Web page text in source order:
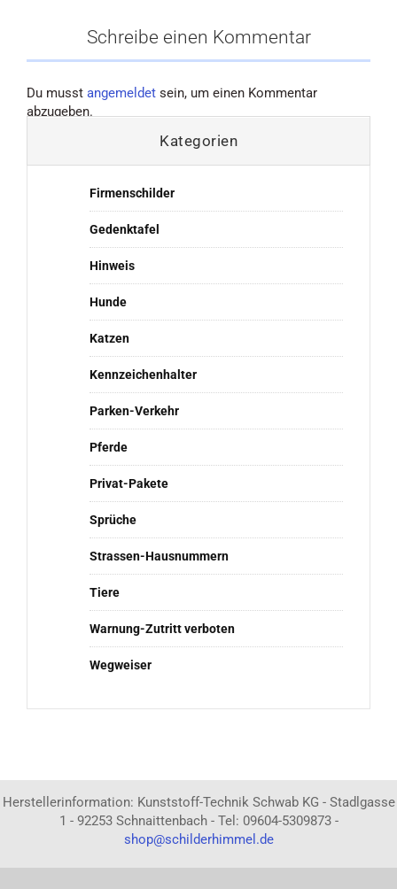
Schreibe einen Kommentar
Du musst angemeldet sein, um einen Kommentar
abzugeben.
Kategorien
Firmenschilder
Gedenktafel
Hinweis
Hunde
Katzen
Kennzeichenhalter
Parken-Verkehr
Pferde
Privat-Pakete
Sprüche
Strassen-Hausnummern
Tiere
Warnung-Zutritt verboten
Wegweiser
Herstellerinformation: Kunststoff-Technik Schwab KG - Stadlgasse
1 - 92253 Schnaittenbach - Tel: 09604-5309873 -
shop@schilderhimmel.de